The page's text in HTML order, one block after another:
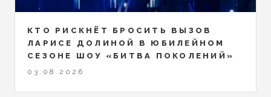
КТО РИСКНЁТ БРОСИТЬ ВЫЗОВ
ЛАРИСЕ ДОЛИНОЙ В ЮБИЛЕЙНОМ
СЕЗОНЕ ШОУ «БИТВА ПОКОЛЕНИЙ»
03.08.2026